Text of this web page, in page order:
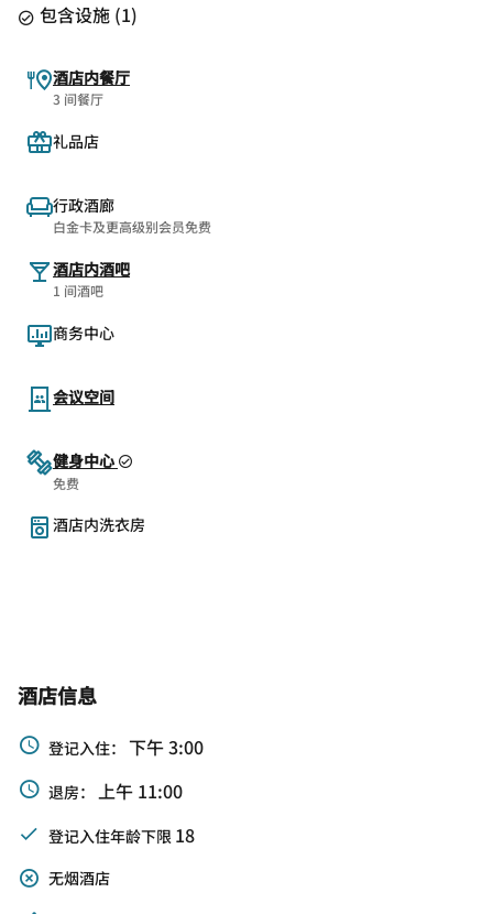
包含设施 (1)
酒店内餐厅
3 间餐厅
礼品店
行政酒廊
白金卡及更高级别会员免费
酒店内酒吧
1 间酒吧
商务中心
会议空间
健身中心
免费
酒店内洗衣房
酒店信息
登记入住： 下午 3:00
退房： 上午 11:00
登记入住年龄下限 18
无烟酒店